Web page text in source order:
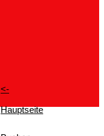
<-
Hauptseite